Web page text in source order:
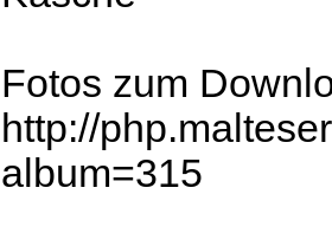
Fotos zum
http://
album=315